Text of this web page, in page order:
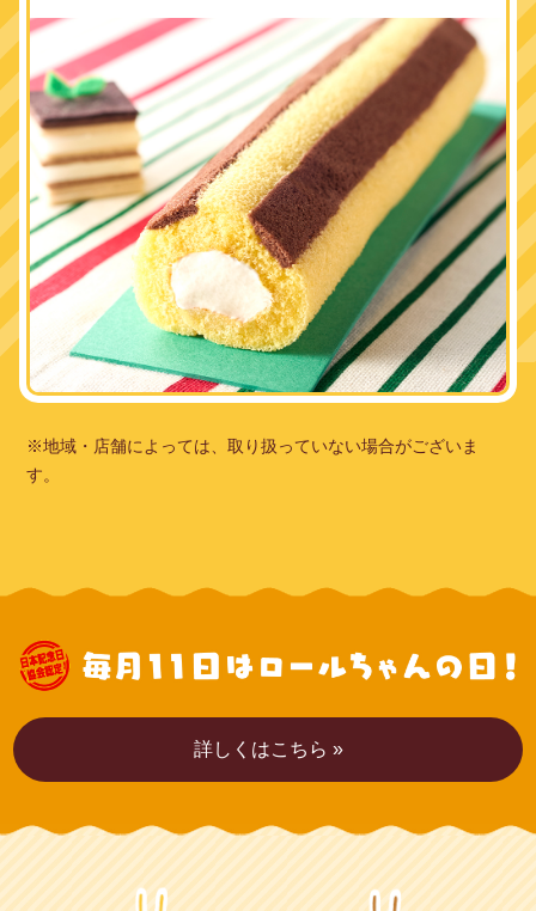
※地域・店舗によっては、取り扱っていない場合がございま
す。
詳しくはこちら »